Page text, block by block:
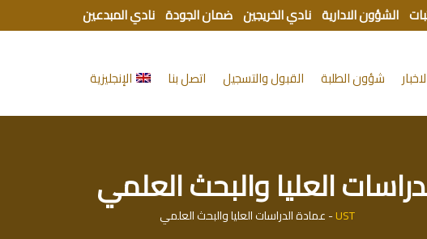
الشؤون الادارية نادي الخريجين ضمان الجودة نادي المبدعين
شؤون الطلبة القبول والتسجيل اتصل بنا الإنجليزية
العليا والبحث العلمي
UST
-عمادة الدراسات العليا والبحث العلمي